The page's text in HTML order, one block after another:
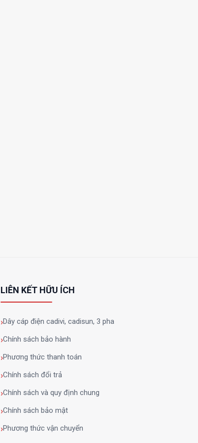
LIÊN KẾT HỮU ÍCH
Dây cáp điện cadivi, cadisun, 3 pha
Chính sách bảo hành
Phương thức thanh toán
Chính sách đổi trả
Chính sách và quy định chung
Chính sách bảo mật
Phương thức vận chuyển